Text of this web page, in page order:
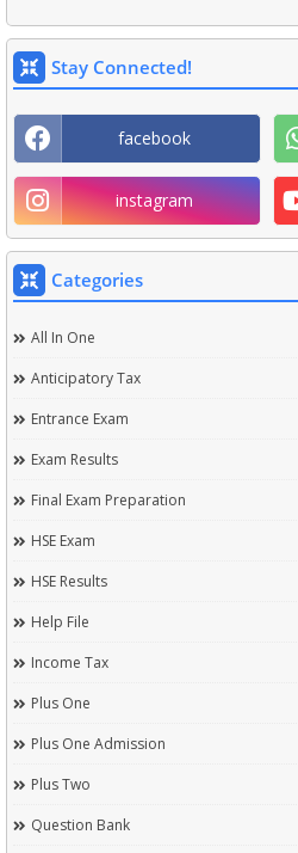
Stay Connected!
facebook
instagram
Categories
All In One
Anticipatory Tax
Entrance Exam
Exam Results
Final Exam Preparation
HSE Exam
HSE Results
Help File
Income Tax
Plus One
Plus One Admission
Plus Two
Question Bank